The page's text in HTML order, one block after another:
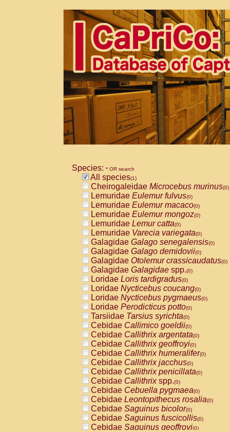
Species: * OR search
All species(1)
Cheirogaleidae Microcebus murinus(0)
Lemuridae Eulemur fulvus(0)
Lemuridae Eulemur macaco(0)
Lemuridae Eulemur mongoz(0)
Lemuridae Lemur catta(0)
Lemuridae Varecia variegata(0)
Galagidae Galago senegalensis(0)
Galagidae Galago demidovii(0)
Galagidae Otolemur crassicaudatus(0)
Galagidae Galagidae spp.(0)
Loridae Loris tardigradus(0)
Loridae Nycticebus coucang(0)
Loridae Nycticebus pygmaeus(0)
Loridae Perodicticus potto(0)
Tarsiidae Tarsius syrichta(0)
Cebidae Callimico goeldii(0)
Cebidae Callithrix argentata(0)
Cebidae Callithrix geoffroyi(0)
Cebidae Callithrix humeralifer(0)
Cebidae Callithrix jacchus(0)
Cebidae Callithrix penicillata(0)
Cebidae Callithrixspp.(0)
Cebidae Cebuella pygmaea(0)
Cebidae Leontopithecus rosalia(0)
Cebidae Saguinus bicolor(0)
Cebidae Saguinus fuscicollis(0)
Cebidae Saguinus geoffroyi(0)